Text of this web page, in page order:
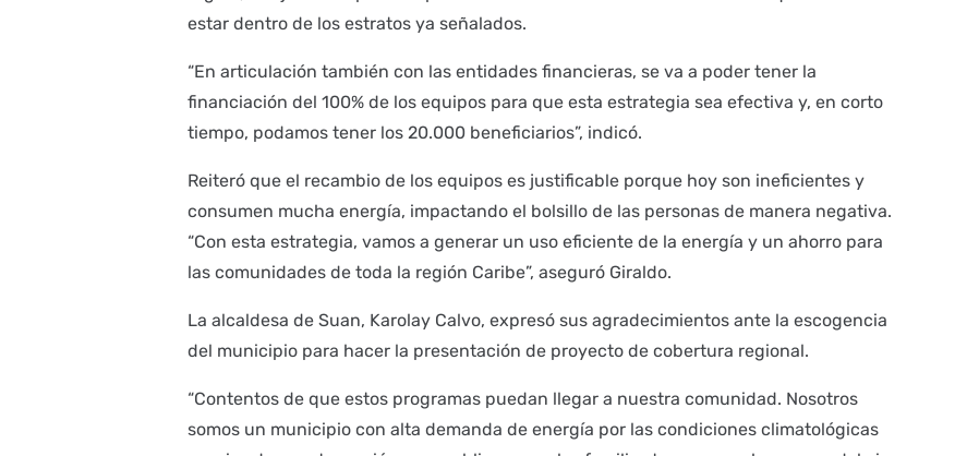
estar dentro de los estratos ya señalados.
“En articulación también con las entidades financieras, se va a poder tener la
financiación del 100% de los equipos para que esta estrategia sea efectiva y, en corto
tiempo, podamos tener los 20.000 beneficiarios”, indicó.
Reiteró que el recambio de los equipos es justificable porque hoy son ineficientes y
consumen mucha energía, impactando el bolsillo de las personas de manera negativa.
“Con esta estrategia, vamos a generar un uso eficiente de la energía y un ahorro para
las comunidades de toda la región Caribe”, aseguró Giraldo.
La alcaldesa de Suan, Karolay Calvo, expresó sus agradecimientos ante la escogencia
del municipio para hacer la presentación de proyecto de cobertura regional.
“Contentos de que estos programas puedan llegar a nuestra comunidad. Nosotros
somos un municipio con alta demanda de energía por las condiciones climatológicas